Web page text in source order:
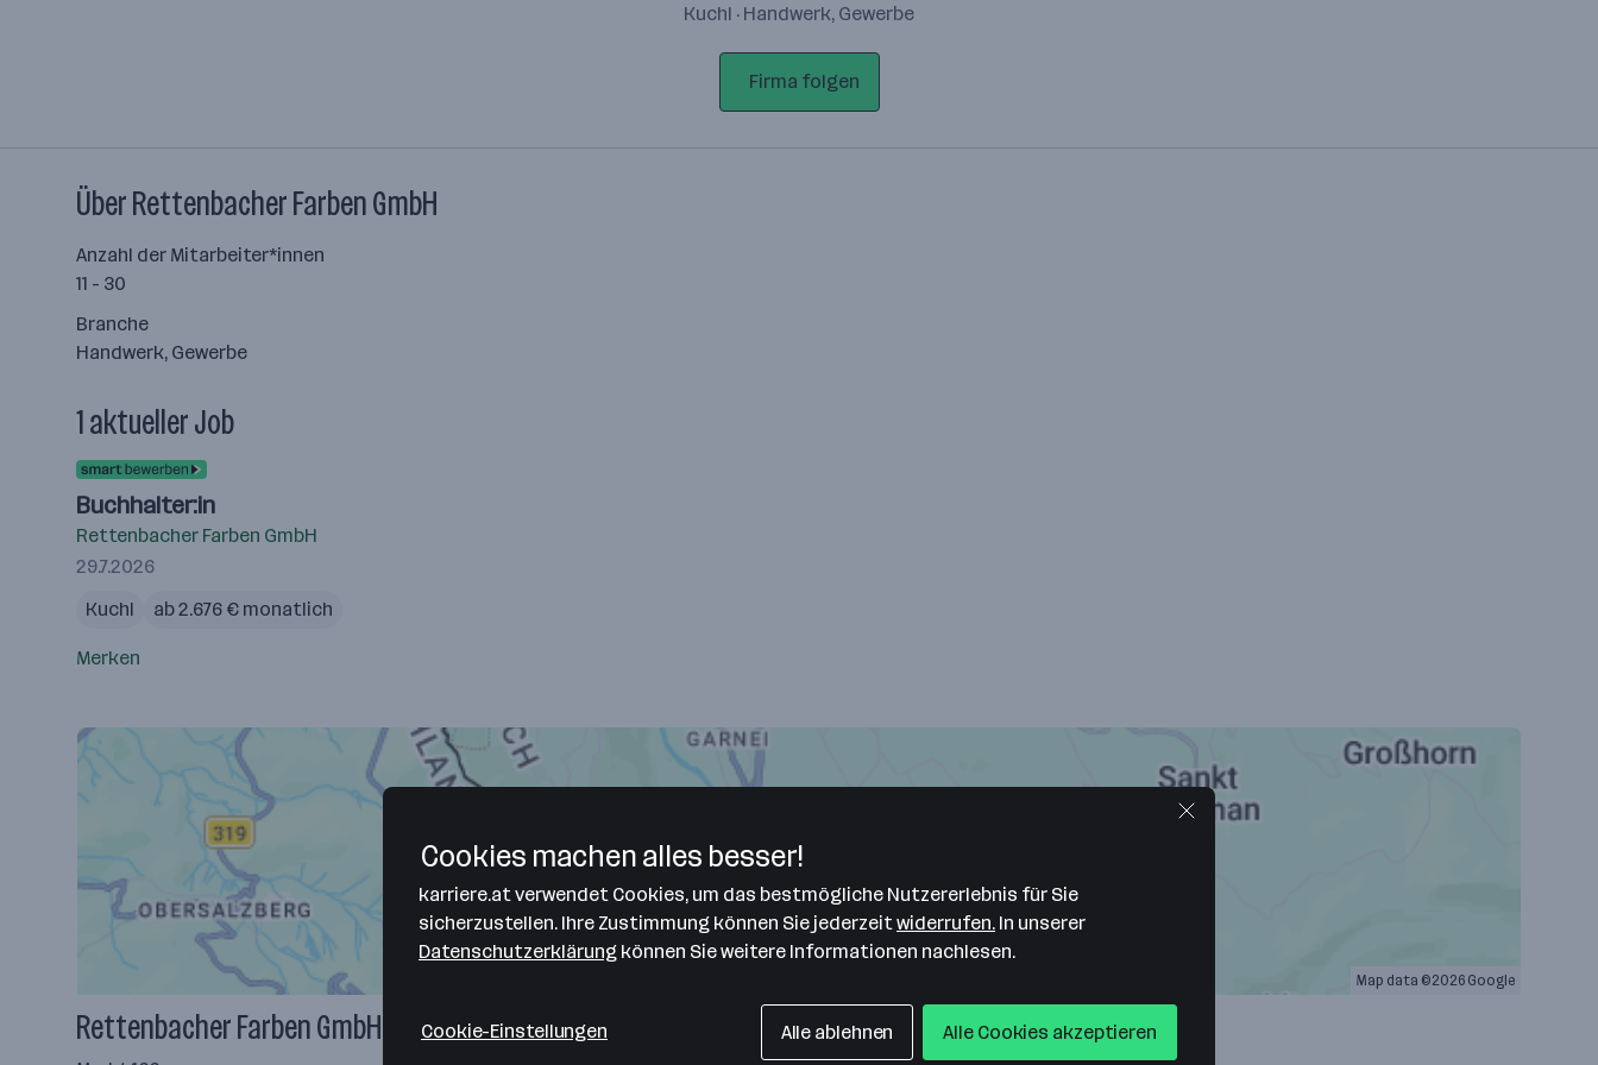
Kuchl · Handwerk, Gewerbe
Firma folgen
Über Rettenbacher Farben GmbH
Anzahl der Mitarbeiter*innen
11 - 30
Branche
Handwerk, Gewerbe
1 aktueller Job
Buchhalter:in
Rettenbacher Farben GmbH
29.7.2026
Kuchl
ab 2.676 € monatlich
Merken
Map data ©2026 Google
Rettenbacher Farben GmbH
Cookies machen alles besser!
karriere.at verwendet Cookies, um das bestmögliche Nutzererlebnis für Sie
sicherzustellen. Ihre Zustimmung können Sie jederzeit widerrufen. In unserer
Datenschutzerklärung können Sie weitere Informationen nachlesen.
Cookie-Einstellungen Alle ablehnen Alle Cookies akzeptieren